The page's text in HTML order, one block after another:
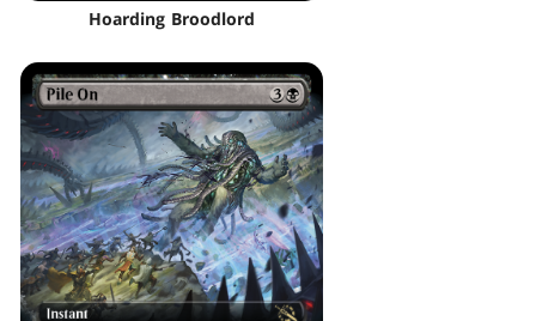
Hoarding Broodlord